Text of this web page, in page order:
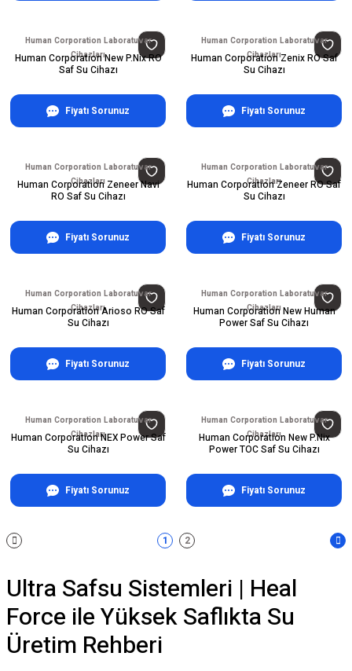
Human Corporation Laboratuvar
Cihazları
Human Corporation New P.Nix RO
Saf Su Cihazı
Fiyatı Sorunuz
Human Corporation Laboratuvar
Cihazları
Human Corporation Zenix RO Saf
Su Cihazı
Fiyatı Sorunuz
Human Corporation Laboratuvar
Cihazları
Human Corporation Zeneer Navi
RO Saf Su Cihazı
Fiyatı Sorunuz
Human Corporation Laboratuvar
Cihazları
Human Corporation Zeneer RO Saf
Su Cihazı
Fiyatı Sorunuz
Human Corporation Laboratuvar
Cihazları
Human Corporation Arioso RO Saf
Su Cihazı
Fiyatı Sorunuz
Human Corporation Laboratuvar
Cihazları
Human Corporation New Human
Power Saf Su Cihazı
Fiyatı Sorunuz
Human Corporation Laboratuvar
Cihazları
Human Corporation NEX Power Saf
Su Cihazı
Fiyatı Sorunuz
Human Corporation Laboratuvar
Cihazları
Human Corporation New P.Nix
Power TOC Saf Su Cihazı
Fiyatı Sorunuz
1 2
Ultra Safsu Sistemleri | Heal
Force ile Yüksek Saflıkta Su
Üretim Rehberi